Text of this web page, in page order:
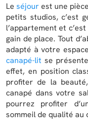
Le séjour est une
petits studios, c’est
l’appartement et
gain de place. Tout
adapté à votre
canapé-lit se
effet, en position
profiter de la
canapé dans votre
pourrez profiter
sommeil de qualité au